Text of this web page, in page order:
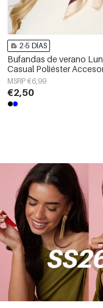
2-5 DÍAS
Bufandas de verano
Casual Poliéster
diarios
MSRP €6,99
€2,50